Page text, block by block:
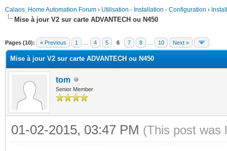
Calaos, Home Automation Forum › Utilisation - Installation - Configuration ›
Mise à jour V2 sur carte ADVANTECH ou N450
Pages (10): « Previous 1 4 5 6 7 8 10 Next »
Mise à jour V2 sur carte ADVANTECH ou N450
tom
Senior Member
01-02-2015, 03:47 PM (This post was